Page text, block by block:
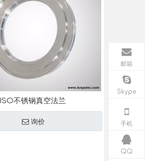
ISO不锈钢真空法兰
询价
邮箱
Skype
手机
QQ